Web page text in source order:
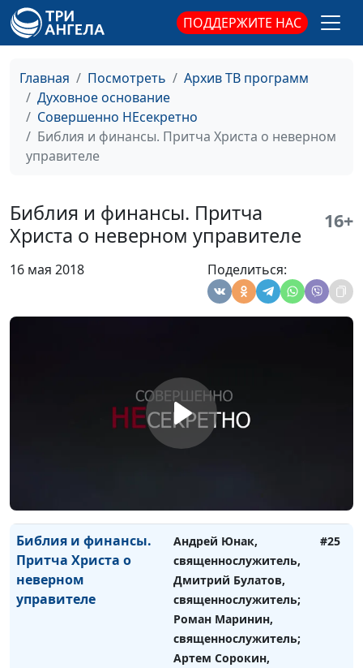
ПОДДЕРЖИТЕ НАС
Главная Посмотреть
Архив ТВ программ
Духовное основание
Совершенно НЕсекретно
Библия и финансы. Притча Христа о неверном
управителе
Библия и финансы. Притча
Христа о неверном управителе
16+
16 мая 2018 Поделиться:
Библия и финансы.
Зачем нам хорошая
репутация?
Андрей Юнак,
Дмитрий Булатов,
священнослужитель;
священнослужитель;
Артем Сорокин,
#28
Библия и финансы.
Можно ли
христианину
маркетингом?
священнослужитель,
Дмитрий Булатов,
Роман Маринин,
священнослужитель;
Артем Сорокин,
Притча о работниках
священнослужитель,
Дмитрий Булатов,
священнослужитель;
Роман Маринин,
бизнесмен
Библия и финансы.
Притча Христа о
неверном
управителе
Андрей Юнак,
священнослужитель,
Дмитрий Булатов,
священнослужитель;
Роман Маринин,
священнослужитель;
Артем Сорокин,
#25